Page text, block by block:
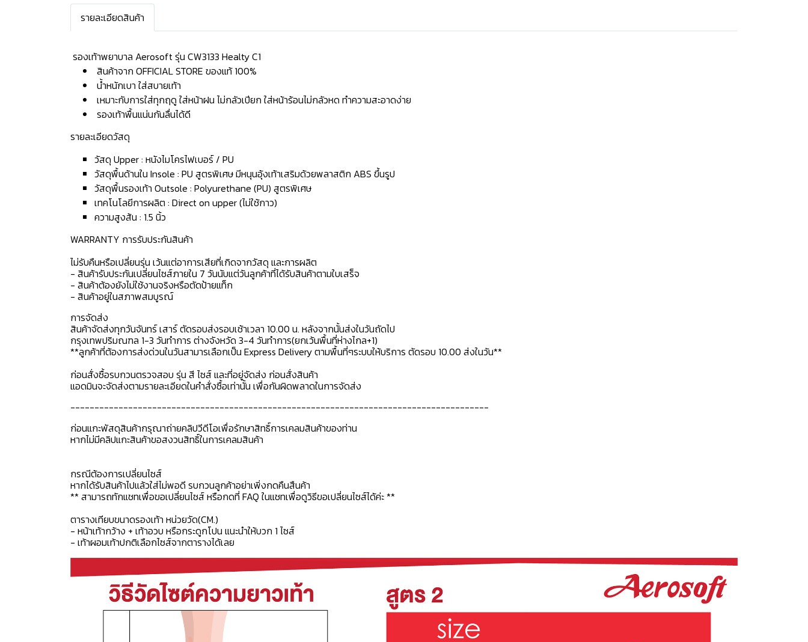
รายละเอียดสินค้า
️ รองเท้าพยาบาล Aerosoft รุ่น CW3133 Healty C1
สินค้าจาก OFFICIAL STORE ของแท้ 100%
น้ำหนักเบา ใส่สบายเท้า
เหมาะกับการใส่ทุกฤดู ใส่หน้าฝน ไม่กลัวเปียก ใส่หน้าร้อนไม่กลัวหด ทำความสะอาดง่าย
รองเท้าพื้นแน่นกันลื่นได้ดี
รายละเอียดวัสดุ
วัสดุ Upper : หนังไมโครไฟเบอร์ / PU
วัสดุพื้นด้านใน Insole : PU สูตรพิเศษ มีหนุนอุ้งเท้าเสริมด้วยพลาสติก ABS ขึ้นรูป
วัสดุพื้นรองเท้า Outsole : Polyurethane (PU) สูตรพิเศษ
เทคโนโลยีการผลิต : Direct on upper (ไม่ใช้กาว)
ความสูงส้น : 1.5 นิ้ว
WARRANTY การรับประกันสินค้า
ไม่รับคืนหรือเปลี่ยนรุ่น เว้นแต่อาการเสียที่เกิดจากวัสดุ และการผลิต
- สินค้ารับประกันเปลี่ยนไซส์ภายใน 7 วันนับแต่วันลูกค้าที่ได้รับสินค้าตามใบเสร็จ
- สินค้าต้องยังไม่ใช้งานจริงหรือตัดป้ายแท็ก
- สินค้าอยู่ในสภาพสมบูรณ์
การจัดส่ง
สินค้าจัดส่งทุกวันจันทร์ เสาร์ ตัดรอบส่งรอบเช้าเวลา 10.00 น. หลังจากนั้นส่งในวันถัดไป
กรุงเทพปริมณฑล 1-3 วันทำการ ต่างจังหวัด 3-4 วันทำการ(ยกเว้นพื้นที่ห่างไกล+1)
**ลูกค้าที่ต้องการส่งด่วนในวันสามารเลือกเป็น Express Delivery ตามพื้นที่ๆระบบให้บริการ ตัดรอบ 10.00 ส่งในวัน**
ก่อนสั่งซื้อรบกวนตรวจสอบ รุ่น สี ไซส์ และที่อยู่จัดส่ง ก่อนสั่งสินค้า
แอดมินจะจัดส่งตามรายละเอียดในคำสั่งซื้อเท่านั้น เพื่อกันผิดพลาดในการจัดส่ง
---------------------------------------------------------------------------------------
ก่อนแกะพัสดุสินค้ากรุณาถ่ายคลิปวีดีโอเพื่อรักษาสิทธิ์การเคลมสินค้าของท่าน
หากไม่มีคลิปแกะสินค้าขอสงวนสิทธิ์ในการเคลมสินค้า
กรณีต้องการเปลี่ยนไซส์
หากได้รับสินค้าไปแล้วใส่ไม่พอดี รบกวนลูกค้าอย่าเพิ่งกดคืนสืนค้า
** สามารถทักแชทเพื่อขอเปลี่ยนไซส์ หรือกดที่ FAQ ในแชทเพื่อดูวิธีขอเปลี่ยนไซส์ได้ค่ะ **
ตารางเทียบขนาดรองเท้า หน่วยวัด(CM.)
- หน้าเท้ากว้าง + เท้าอวบ หรือกระดูกโปน แนะนำให้บวก 1 ไซส์
- เท้าผอมเท้าปกติเลือกไซส์จากตารางได้เลย